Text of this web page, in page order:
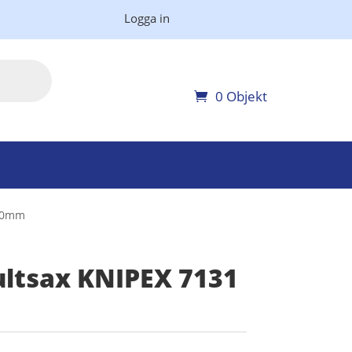
Logga in
0 Objekt
KNIPEX 7131